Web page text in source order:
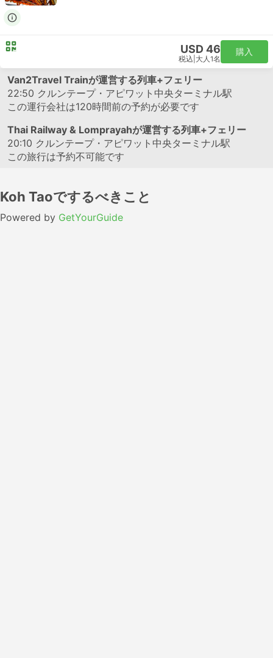
USD 46
税込 大人1名
購入
Van2Travel Trainが運営する列車+フェリー
22:50 クルンテープ・アピワット中央ターミナル駅
この運行会社は120時間前の予約が必要です
Thai Railway & Lomprayahが運営する列車+フェリー
20:10 クルンテープ・アピワット中央ターミナル駅
この旅行は予約不可能です
Koh Taoでするべきこと
Powered by GetYourGuide